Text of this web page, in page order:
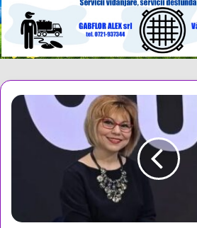
Isabela
Neagu
(Psihoterapeut):
IMPACTUL
GÂNDIRII